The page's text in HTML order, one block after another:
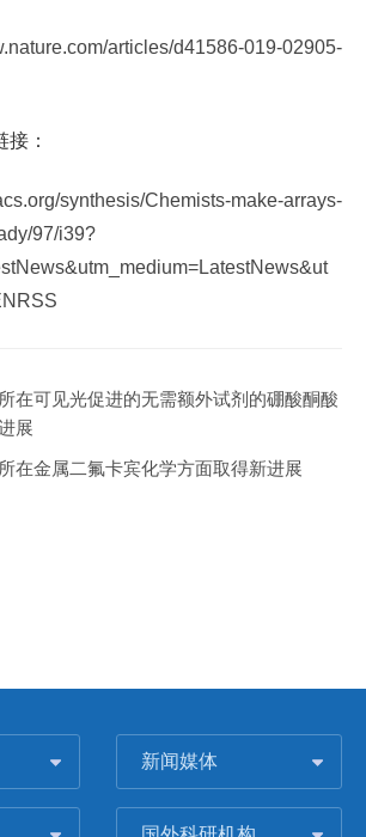
articles/d41586-019-02905-
接：
synthesis/Chemists-make-arrays-
97/i39?
所在可见光促进的无需额外试剂的硼酸酮酸
展
所在金属二氟卡宾化学方面取得新进展
新闻媒体